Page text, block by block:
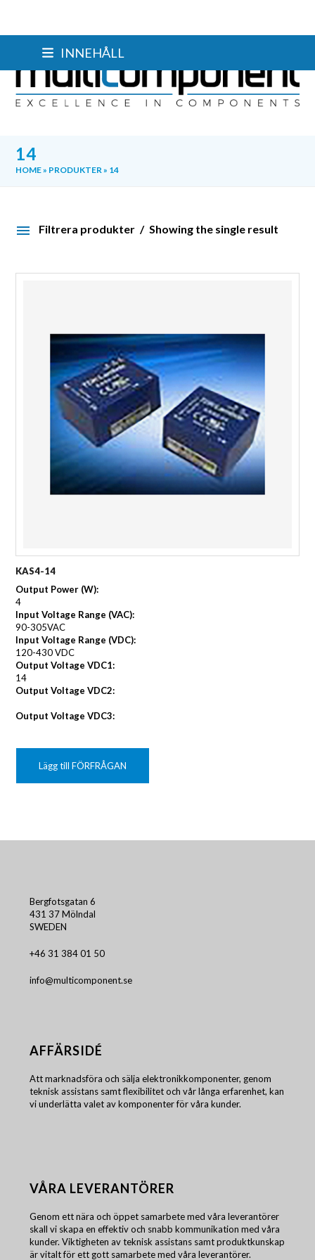
INNEHÅLL
14
HOME» PRODUKTER» 14
Filtrera produkter Showing the single result
KAS4-14
Output Power (W):
4
Input Voltage Range (VAC):
90-305VAC
Input Voltage Range (VDC):
120-430 VDC
Output Voltage VDC1:
14
Output Voltage VDC2:
Output Voltage VDC3:
Lägg till FÖRFRÅGAN
Bergfotsgatan 6
431 37 Mölndal
SWEDEN
+46 31 384 01 50
info@multicomponent.se
AFFÄRSIDÉ
Att marknadsföra och sälja elektronikkomponenter, genom
teknisk assistans samt flexibilitet och vår långa erfarenhet, kan
vi underlätta valet av komponenter för våra kunder.
VÅRA LEVERANTÖRER
Genom ett nära och öppet samarbete med våra leverantörer
skall vi skapa en effektiv och snabb kommunikation med våra
kunder. Viktigheten av teknisk assistans samt produktkunskap
är vitalt för ett gott samarbete med våra leverantörer.